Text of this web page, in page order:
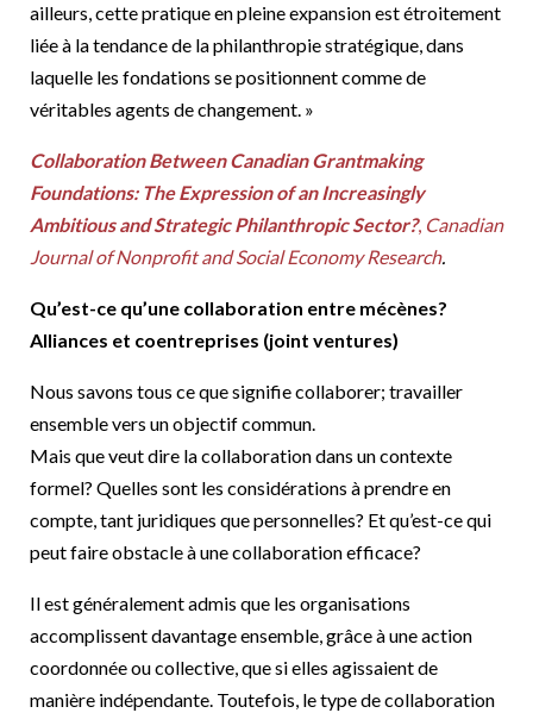
ailleurs, cette pratique en pleine expansion est étroitement
liée à la tendance de la philanthropie stratégique, dans
laquelle les fondations se positionnent comme de
véritables agents de changement. »
Collaboration Between Canadian Grantmaking
Foundations: The Expression of an Increasingly
Ambitious and Strategic Philanthropic Sector?, Canadian
Journal of Nonprofit and Social Economy Research.
Qu’est-ce qu’une collaboration entre mécènes?
Alliances et coentreprises (joint ventures)
Nous savons tous ce que signifie collaborer; travailler
ensemble vers un objectif commun.
Mais que veut dire la collaboration dans un contexte
formel? Quelles sont les considérations à prendre en
compte, tant juridiques que personnelles? Et qu’est-ce qui
peut faire obstacle à une collaboration efficace?
Il est généralement admis que les organisations
accomplissent davantage ensemble, grâce à une action
coordonnée ou collective, que si elles agissaient de
manière indépendante. Toutefois, le type de collaboration